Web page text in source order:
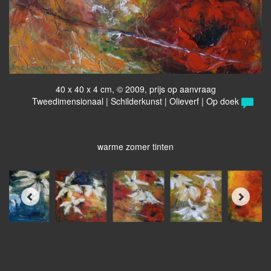
40 x 40 x 4 cm, © 2009, prijs op aanvraag
Tweedimensionaal | Schilderkunst | Olieverf | Op doek
warme zomer tinten